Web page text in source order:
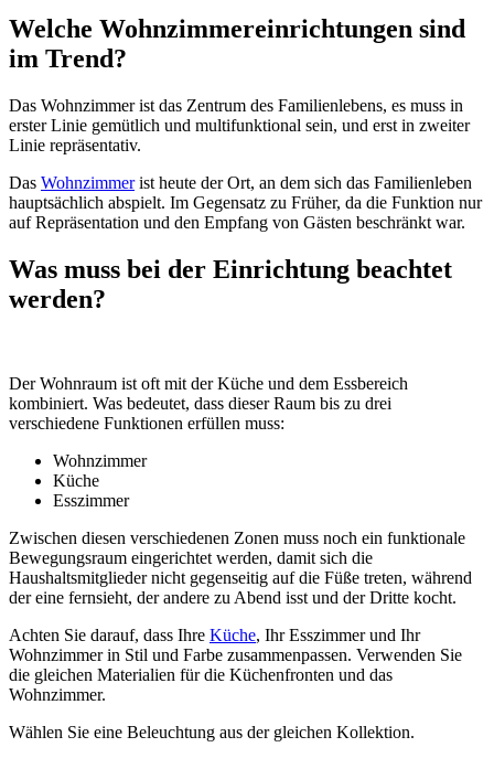
Welche Wohnzimmereinrichtungen sind
im Trend?
Das Wohnzimmer ist das Zentrum des Familienlebens, es muss in
erster Linie gemütlich und multifunktional sein, und erst in zweiter
Linie repräsentativ.
Das Wohnzimmerist heute der Ort, an dem sich das Familienleben
hauptsächlich abspielt. Im Gegensatz zu Früher, da die Funktion nur
auf Repräsentation und den Empfang von Gästen beschränkt war.
Was muss bei der Einrichtung beachtet
werden?
Der Wohnraum ist oft mit der Küche und dem Essbereich
kombiniert. Was bedeutet, dass dieser Raum bis zu drei
verschiedene Funktionen erfüllen muss:
Wohnzimmer
Küche
Esszimmer
Zwischen diesen verschiedenen Zonen muss noch ein funktionale
Bewegungsraum eingerichtet werden, damit sich die
Haushaltsmitglieder nicht gegenseitig auf die Füße treten, während
der eine fernsieht, der andere zu Abend isst und der Dritte kocht.
Achten Sie darauf, dass Ihre Küche, Ihr Esszimmer und Ihr
Wohnzimmer in Stil und Farbe zusammenpassen. Verwenden Sie
die gleichen Materialien für die Küchenfronten und das
Wohnzimmer.
Wählen Sie eine Beleuchtung aus der gleichen Kollektion.